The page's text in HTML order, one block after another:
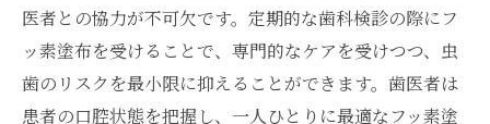
医者との協力が不可欠です。定期的な歯科検診の際にフ
ッ素塗布を受けることで、専門的なケアを受けつつ、虫
歯のリスクを最小限に抑えることができます。歯医者は
患者の口腔状態を把握し、一人ひとりに最適なフッ素塗